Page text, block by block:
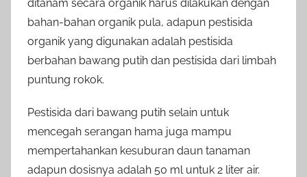
ditanam secara organik harus dilakukan dengan
bahan-bahan organik pula, adapun pestisida
organik yang digunakan adalah pestisida
berbahan bawang putih dan pestisida dari limbah
puntung rokok.
Pestisida dari bawang putih selain untuk
mencegah serangan hama juga mampu
mempertahankan kesuburan daun tanaman
adapun dosisnya adalah 50 ml untuk 2 liter air.